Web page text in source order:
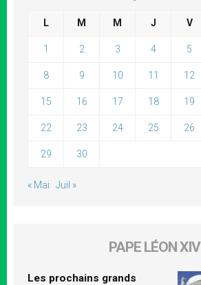
L M M J V
1 2 3 4 5
8 9 10 11 12
15 16 17 18 19
22 23 24 25 26
29 30
« Mai Juil »
PAPE LÉON XIV
Les prochains grands